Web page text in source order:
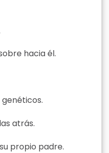
hacia él.
atrás.
propio padre.